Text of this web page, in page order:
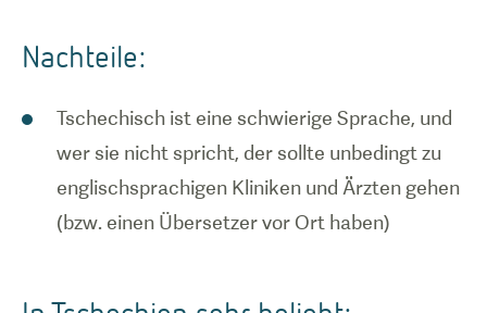
Nachteile:
Tschechisch ist eine schwierige Sprache, und
wer sie nicht spricht, der sollte unbedingt zu
englischsprachigen Kliniken und Ärzten gehen
(bzw. einen Übersetzer vor Ort haben)